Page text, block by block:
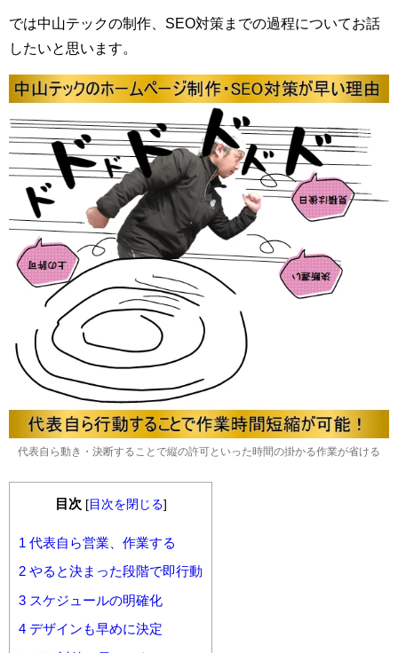
では中山テックの制作、SEO対策までの過程についてお話
したいと思います。
代表自ら動き・決断することで縦の許可といった時間の掛かる作業が省ける
目次 [目次を閉じる]
1 代表自ら営業、作業する
2 やると決まった段階で即行動
3 スケジュールの明確化
4 デザインも早めに決定